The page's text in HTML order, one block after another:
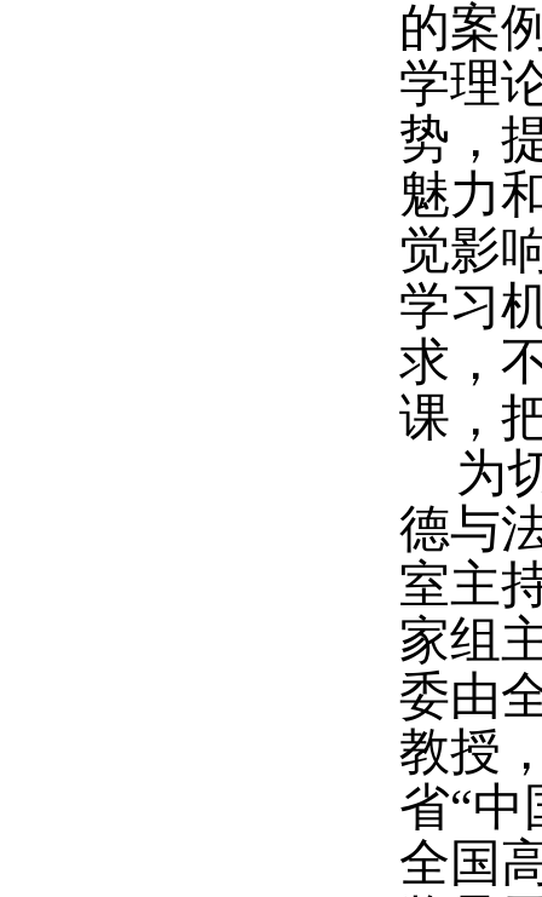
的案
学理
势，
魅力
觉影
学习
求，
课，
为
德与
室主
家组
委由
教授
省“
全国